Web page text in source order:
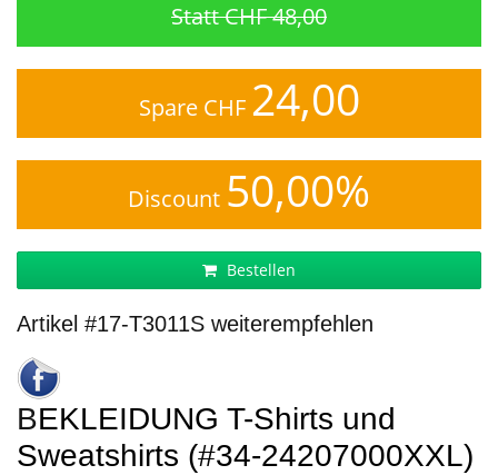
Statt CHF 48,00
Spare CHF 24,00
Discount 50,00%
Bestellen
Artikel #17-T3011S weiterempfehlen
BEKLEIDUNG T-Shirts und
Sweatshirts (#34-24207000XXL)